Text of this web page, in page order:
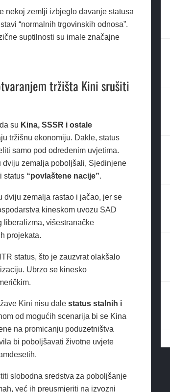
nekoj zemlji izbjeglo davanje statusa
“normalnih trgovinskih odnosa”.
suptilnosti su imale značajne
tržišta Kini srušiti
su Kina, SSSR i ostale
tržišnu ekonomiju. Dakle, status
samo pod određenim uvjetima.
dviju zemalja poboljšali, Sjedinjene
status “povlaštene nacije”.
dviju zemalja rastao i jačao, jer se
kineskom uvozu SAD
liberalizma, višestranačke
projekata.
status, što je zauzvrat olakšalo
Ubrzo se kinesko
Kini nisu dale status stalnih i
od mogućih scenarija bi se Kina
na promicanju poduzetništva
bi poboljšavati životne uvjete
slobodna sredstva za poboljšanje
već ih preusmjeriti na izvozni